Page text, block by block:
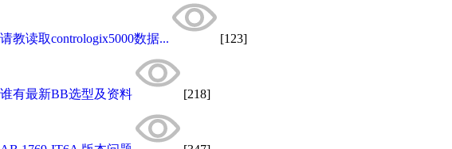
请教读取contrologix5000数据... [123]
谁有最新BB选型及资料 [218]